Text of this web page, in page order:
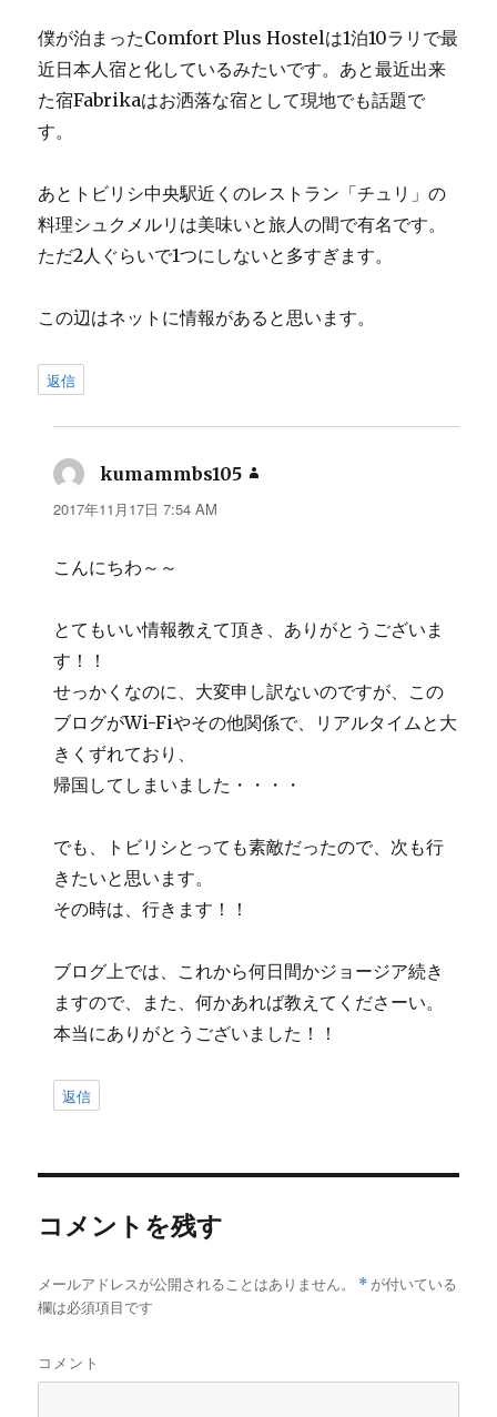
僕が泊まったComfort Plus Hostelは1泊10ラリで最
近日本人宿と化しているみたいです。あと最近出来
た宿Fabrikaはお洒落な宿として現地でも話題で
す。
あとトビリシ中央駅近くのレストラン「チュリ」の
料理シュクメルリは美味いと旅人の間で有名です。
ただ2人ぐらいで1つにしないと多すぎます。
この辺はネットに情報があると思います。
返信
kumammbs105
2017年11月17日 7:54 AM
こんにちわ～～
とてもいい情報教えて頂き、ありがとうございま
す！！
せっかくなのに、大変申し訳ないのですが、この
ブログがWi-Fiやその他関係で、リアルタイムと大
きくずれており、
帰国してしまいました・・・・
でも、トビリシとっても素敵だったので、次も行
きたいと思います。
その時は、行きます！！
ブログ上では、これから何日間かジョージア続き
ますので、また、何かあれば教えてくださーい。
本当にありがとうございました！！
返信
コメントを残す
メールアドレスが公開されることはありません。 * が付いている
欄は必須項目です
コメント